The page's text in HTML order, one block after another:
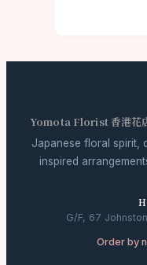
Yomota Florist 香港花
Japanese floral spirit,
inspired
G/F, 67
Order by